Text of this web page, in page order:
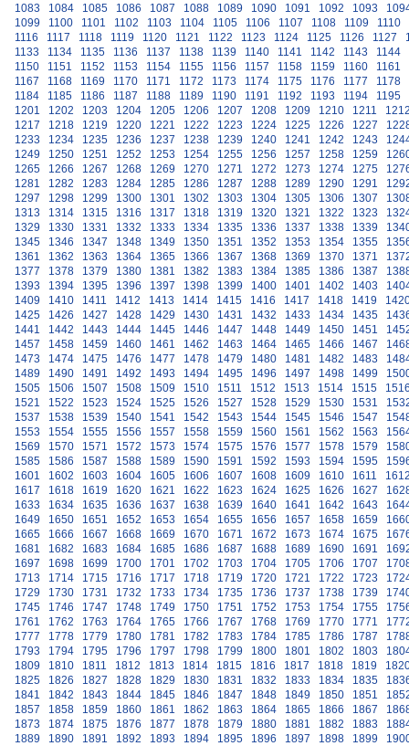
1083 1084 1085 1086 1087 1088 1089 1090 1091 1092 1093
1099
1100 1101 1102 1103 1104 1105 1106 1107 1108 1109
1110
1116
1117 1118 1119 1120 1121 1122 1123 1124 1125 1126 1127
1133
1134 1135 1136 1137 1138 1139 1140 1141 1142 1143
1144
1150
1151 1152 1153 1154 1155 1156 1157 1158 1159 1160
1161
1167
1168 1169 1170 1171 1172 1173 1174 1175 1176 1177
1178
1184
1185 1186 1187 1188 1189 1190 1191 1192 1193 1194
1195
1201
1202 1203 1204 1205 1206 1207 1208 1209 1210 1211
1217
1218 1219 1220 1221 1222 1223 1224 1225 1226 1227
1233
1234 1235 1236 1237 1238 1239 1240 1241 1242 1243
1249
1250 1251 1252 1253 1254 1255 1256 1257 1258 1259
1265
1266 1267 1268 1269 1270 1271 1272 1273 1274 1275
1281
1282 1283 1284 1285 1286 1287 1288 1289 1290 1291
1297
1298 1299 1300 1301 1302 1303 1304 1305 1306 1307
1313
1314 1315 1316 1317 1318 1319 1320 1321 1322 1323
1329
1330 1331 1332 1333 1334 1335 1336 1337 1338 1339
1345
1346 1347 1348 1349 1350 1351 1352 1353 1354 1355
1361
1362 1363 1364 1365 1366 1367 1368 1369 1370 1371
1377
1378 1379 1380 1381 1382 1383 1384 1385 1386 1387
1393
1394 1395 1396 1397 1398 1399 1400 1401 1402 1403
1409
1410 1411 1412 1413 1414 1415 1416 1417 1418 1419
1425
1426 1427 1428 1429 1430 1431 1432 1433 1434 1435
1441
1442 1443 1444 1445 1446 1447 1448 1449 1450 1451
1457
1458 1459 1460 1461 1462 1463 1464 1465 1466 1467
1473
1474 1475 1476 1477 1478 1479 1480 1481 1482 1483
1489
1490 1491 1492 1493 1494 1495 1496 1497 1498 1499
1505
1506 1507 1508 1509 1510 1511 1512 1513 1514 1515
1521
1522 1523 1524 1525 1526 1527 1528 1529 1530 1531
1537
1538 1539 1540 1541 1542 1543 1544 1545 1546 1547
1553
1554 1555 1556 1557 1558 1559 1560 1561 1562 1563
1569
1570 1571 1572 1573 1574 1575 1576 1577 1578 1579
1585
1586 1587 1588 1589 1590 1591 1592 1593 1594 1595
1601
1602 1603 1604 1605 1606 1607 1608 1609 1610 1611
1617
1618 1619 1620 1621 1622 1623 1624 1625 1626 1627
1633
1634 1635 1636 1637 1638 1639 1640 1641 1642 1643
1649
1650 1651 1652 1653 1654 1655 1656 1657 1658 1659
1665
1666 1667 1668 1669 1670 1671 1672 1673 1674 1675
1681
1682 1683 1684 1685 1686 1687 1688 1689 1690 1691
1697
1698 1699 1700 1701 1702 1703 1704 1705 1706 1707
1713
1714 1715 1716 1717 1718 1719 1720 1721 1722 1723
1729
1730 1731 1732 1733 1734 1735 1736 1737 1738 1739
1745
1746 1747 1748 1749 1750 1751 1752 1753 1754 1755
1761
1762 1763 1764 1765 1766 1767 1768 1769 1770 1771
1777
1778 1779 1780 1781 1782 1783 1784 1785 1786 1787
1793
1794 1795 1796 1797 1798 1799 1800 1801 1802 1803
1809
1810 1811 1812 1813 1814 1815 1816 1817 1818 1819
1825
1826 1827 1828 1829 1830 1831 1832 1833 1834 1835
1841
1842 1843 1844 1845 1846 1847 1848 1849 1850 1851
1857
1858 1859 1860 1861 1862 1863 1864 1865 1866 1867
1873
1874 1875 1876 1877 1878 1879 1880 1881 1882 1883
1889
1890 1891 1892 1893 1894 1895 1896 1897 1898 1899